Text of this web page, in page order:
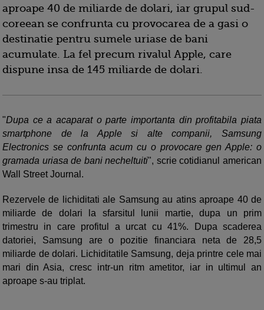
aproape 40 de miliarde de dolari, iar grupul sud-
coreean se confrunta cu provocarea de a gasi o
destinatie pentru sumele uriase de bani
acumulate. La fel precum rivalul Apple, care
dispune insa de 145 miliarde de dolari.
"Dupa ce a acaparat o parte importanta din profitabila piata
smartphone de la Apple si alte companii, Samsung
Electronics se confrunta acum cu o provocare gen Apple: o
gramada uriasa de bani necheltuiti", scrie cotidianul american
Wall Street Journal.
Rezervele de lichiditati ale Samsung au atins aproape 40 de
miliarde de dolari la sfarsitul lunii martie, dupa un prim
trimestru in care profitul a urcat cu 41%. Dupa scaderea
datoriei, Samsung are o pozitie financiara neta de 28,5
miliarde de dolari. Lichiditatile Samsung, deja printre cele mai
mari din Asia, cresc intr-un ritm ametitor, iar in ultimul an
aproape s-au triplat.